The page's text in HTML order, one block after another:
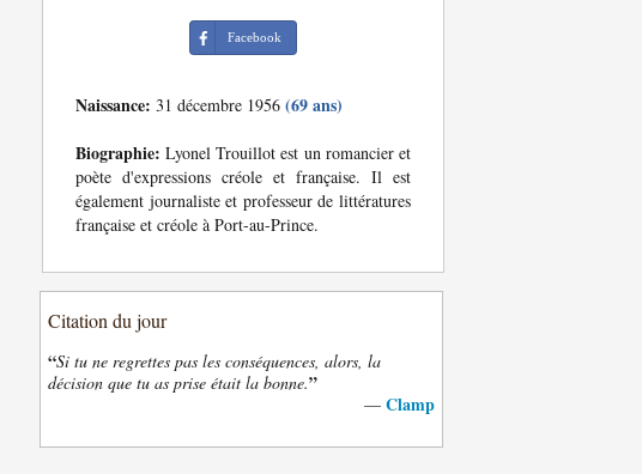
Facebook
Naissance: 31 décembre 1956 (69 ans)
Biographie: Lyonel Trouillot est un romancier et
poète d'expressions créole et française. Il est
également journaliste et professeur de littératures
française et créole à Port-au-Prince.
Citation du jour
“Si tu ne regrettes pas les conséquences, alors, la
décision que tu as prise était la bonne.”
— Clamp